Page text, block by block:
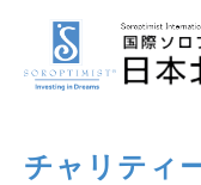
チャリティ